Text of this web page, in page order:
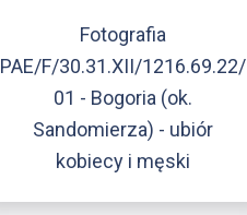
Fotografia
PAE/F/30.31.XII/1216.69.22/
01 - Bogoria (ok.
Sandomierza) - ubiór
kobiecy i męski